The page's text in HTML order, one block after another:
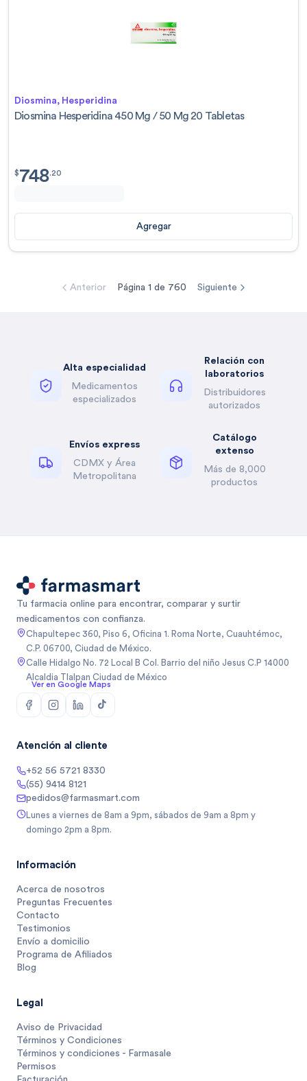
Diosmina, Hesperidina
Diosmina Hesperidina 450 Mg / 50 Mg 20 Tabletas
$748.20
$748.20
Agregar
Anterior Página 1 de 760 Siguiente
Alta especialidad
Medicamentos
especializados
Relación con
laboratorios
Distribuidores
autorizados
Envíos express
CDMX y Área
Metropolitana
Catálogo
extenso
Más de 8,000
productos
Tu farmacia online para encontrar, comparar y surtir
medicamentos con confianza.
Chapultepec 360, Piso 6, Oficina 1. Roma Norte, Cuauhtémoc,
C.P. 06700, Ciudad de México.
Calle Hidalgo No. 72 Local B Col. Barrio del niño Jesus C.P 14000
Alcaldia Tlalpan Ciudad de México
Ver en Google Maps
Atención al cliente
+52 56 5721 8330
(55) 9414 8121
pedidos@farmasmart.com
Lunes a viernes de 8am a 9pm, sábados de 9am a 8pm y
domingo 2pm a 8pm.
Información
Acerca de nosotros
Preguntas Frecuentes
Contacto
Testimonios
Envío a domicilio
Programa de Afiliados
Blog
Legal
Aviso de Privacidad
Términos y Condiciones
Términos y condiciones - Farmasale
Permisos